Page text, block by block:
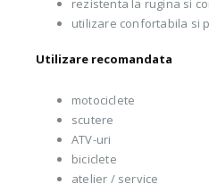
rezistenta la rugina si
utilizare confortabila si
Utilizare recomandata
motociclete
scutere
ATV-uri
biciclete
atelier / service